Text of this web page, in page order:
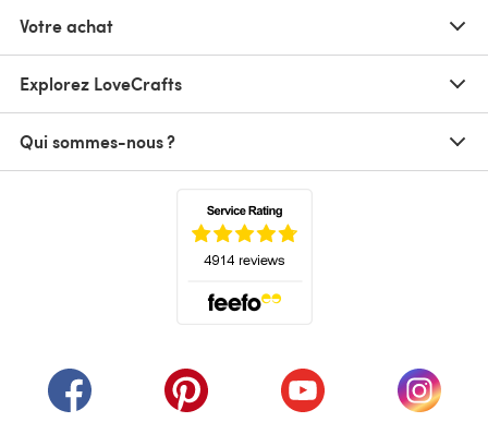
Votre achat
Explorez LoveCrafts
Qui sommes-nous ?
(s'ouvre dans un nouvel onglet)
(s'ouvre dans un nouvel onglet)
(s'ouvre dans un(s'ouvre